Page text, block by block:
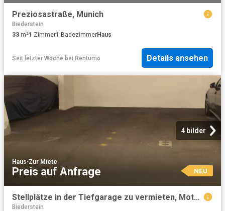
Preziosastraße, Munich
Biederstein
33 m²1 Zimmer1 BadezimmerHaus
Seit letzter Woche bei Rentumo Details ansehen
4 bilder
Haus·Zur Miete
Preis auf Anfrage NEU
Stellplätze in der Tiefgarage zu vermieten, Motorstraße nähe Frankfurter Ring
Biederstein